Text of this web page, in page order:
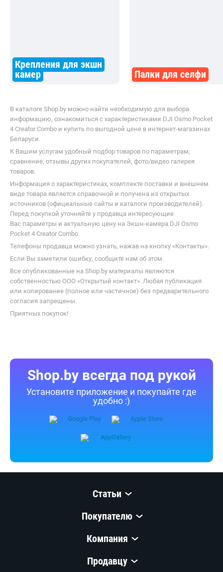
Крепления для экшн
камер
Палки для селфи
В каталоге Shop.by можно найти необходимую для выбора
информацию, ознакомиться с характеристиками DJI Osmo Pocket
4 Creator Combo и купить по выгодной цене в интернет-магазинах
Беларуси.
К Вашим услугам удобный подбор товаров по параметрам,
сравнение, отзывы других покупателей, фото/видео галерея
товаров.
Информация о характеристиках, комплекте поставки и внешнем
виде товара является справочной и получена из открытых
источников (официальные сайты и каталоги производителей).
Перед покупкой уточняйте у продавца интересующие
Вас параметры и актуальную цену на Экшн-камера DJI Osmo
Pocket 4 Creator Combo.
Телефоны продавца можно узнать, нажав на кнопку «Контакты».
Если Вы заметили ошибку, сообщите нам об этом.
Все опубликованные на Shop.by материалы являются
собственностью ООО «Открытый контакт». Любая публикация
или копирование (полное или частичное) без предварительного
согласия запрещены.
Приятных покупок!
Shop.by всегда под рукой
Установите приложение и покупайте где
удобно :)
Статьи
Покупателю
Компания
Продавцу